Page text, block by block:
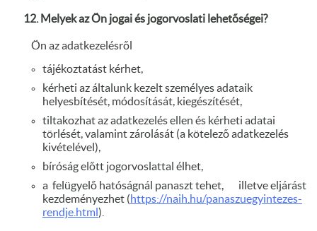
12. Melyek az Ön jogai és jogorvoslati lehetőségei?
Ön az adatkezelésről
tájékoztatást kérhet,
kérheti az általunk kezelt személyes adataik
helyesbítését, módosítását, kiegészítését,
tiltakozhat az adatkezelés ellen és kérheti adatai
törlését, valamint zárolását (a kötelező adatkezelés
kivételével),
bíróság előtt jogorvoslattal élhet,
a felügyelő hatóságnál panaszt tehet, illetve eljárást
kezdeményezhet (https://naih.hu/panaszuegyintezes-
rendje.html ).